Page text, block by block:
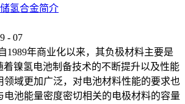
氢合金简介
- 07
1989年商业化以来，其负极材料主要是
着镍氢电池制备技术的不断提升以及性能
领域更加广泛，对电池材料性能的要求也
电池能量密度密切相关的电极材料的容量